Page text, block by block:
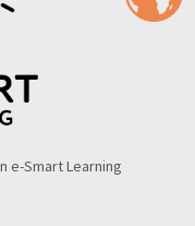
e-Smart Learning